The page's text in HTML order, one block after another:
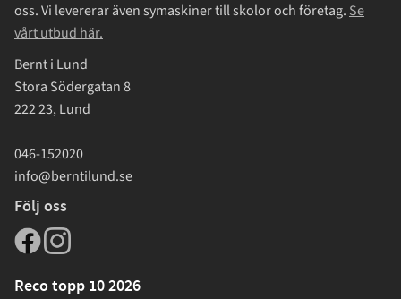
oss. Vi levererar även symaskiner till skolor och företag. Se
vårt utbud här.
Bernt i Lund
Stora Södergatan 8
222 23, Lund
046-152020
info@berntilund.se
Följ oss
Reco topp 10 2026